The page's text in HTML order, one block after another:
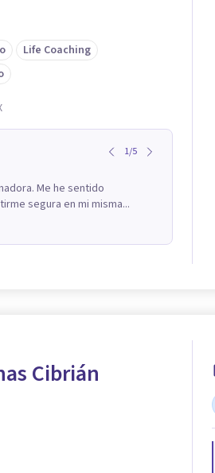
Life Coaching
1/5
Me he sentido
segura en mi misma...
Cibrián